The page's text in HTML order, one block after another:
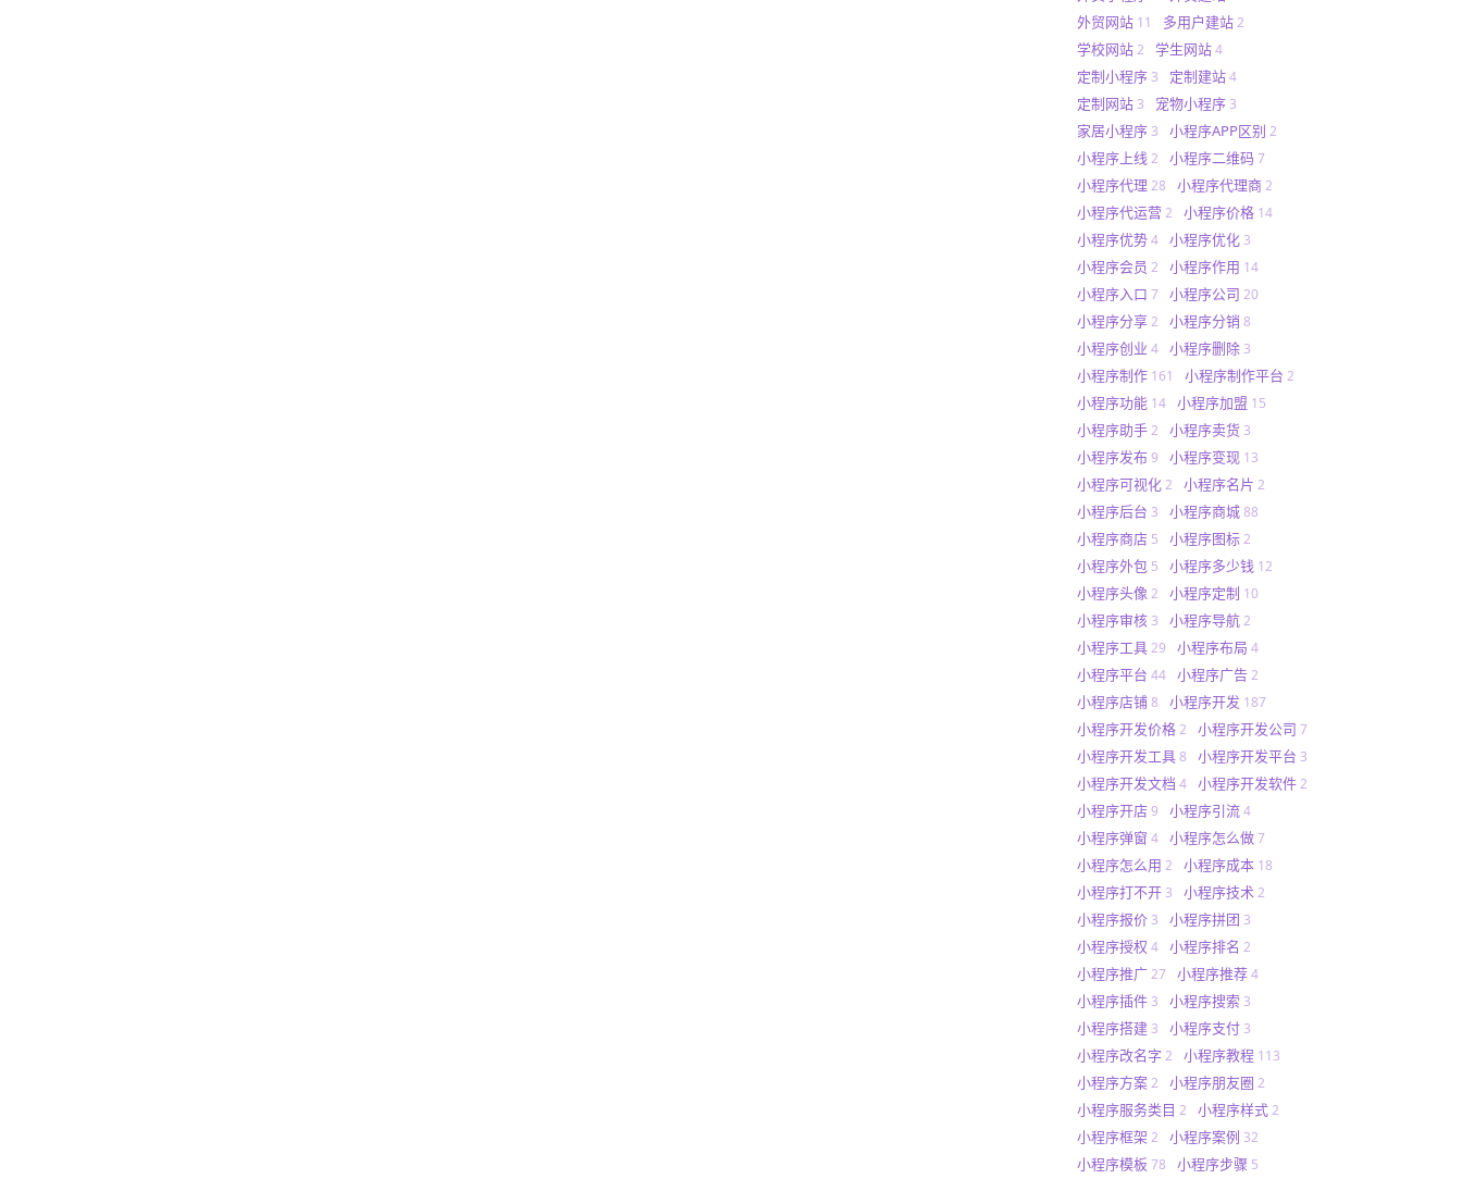
外贸网站 11 多用户建站 2
学校网站 2 学生网站 4
定制小程序 3 定制建站 4
定制网站 3 宠物小程序 3
家居小程序 3 小程序APP区别 2
小程序上线 2 小程序二维码 7
小程序代理 28 小程序代理商 2
小程序代运营 2 小程序价格 14
小程序优势 4 小程序优化 3
小程序会员 2 小程序作用 14
小程序入口 7 小程序公司 20
小程序分享 2 小程序分销 8
小程序创业 4 小程序删除 3
小程序制作 161 小程序制作平台 2
小程序功能 14 小程序加盟 15
小程序助手 2 小程序卖货 3
小程序发布 9 小程序变现 13
小程序可视化 2 小程序名片 2
小程序后台 3 小程序商城 88
小程序商店 5 小程序图标 2
小程序外包 5 小程序多少钱 12
小程序头像 2 小程序定制 10
小程序审核 3 小程序导航 2
小程序工具 29 小程序布局 4
小程序平台 44 小程序广告 2
小程序店铺 8 小程序开发 187
小程序开发价格 2 小程序开发公司 7
小程序开发工具 8 小程序开发平台 3
小程序开发文档 4 小程序开发软件 2
小程序开店 9 小程序引流 4
小程序弹窗 4 小程序怎么做 7
小程序怎么用 2 小程序成本 18
小程序打不开 3 小程序技术 2
小程序报价 3 小程序拼团 3
小程序授权 4 小程序排名 2
小程序推广 27 小程序推荐 4
小程序插件 3 小程序搜索 3
小程序搭建 3 小程序支付 3
小程序改名字 2 小程序教程 113
小程序方案 2 小程序朋友圈 2
小程序服务类目 2 小程序样式 2
小程序框架 2 小程序案例 32
小程序模板 78 小程序步骤 5